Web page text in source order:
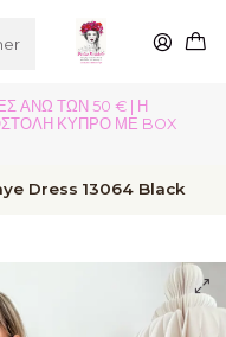
ΑΝΩ ΤΩΝ 50 € | Η
ΚΥΠΡΟ ΜΕ BOX
Dress 13064 Black